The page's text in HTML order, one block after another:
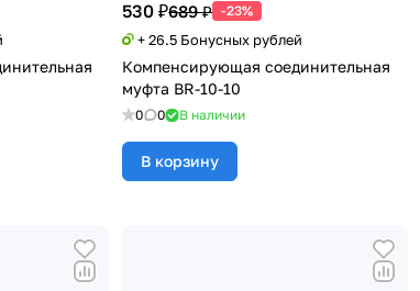
530 ₽689 ₽ -23%
+ 26.5 Бонусных рублей
Компенсирующая соединительная
муфта BR-10-10
0 0 В наличии
В корзину